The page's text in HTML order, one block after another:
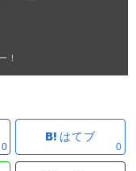
！
0
はてブ
0